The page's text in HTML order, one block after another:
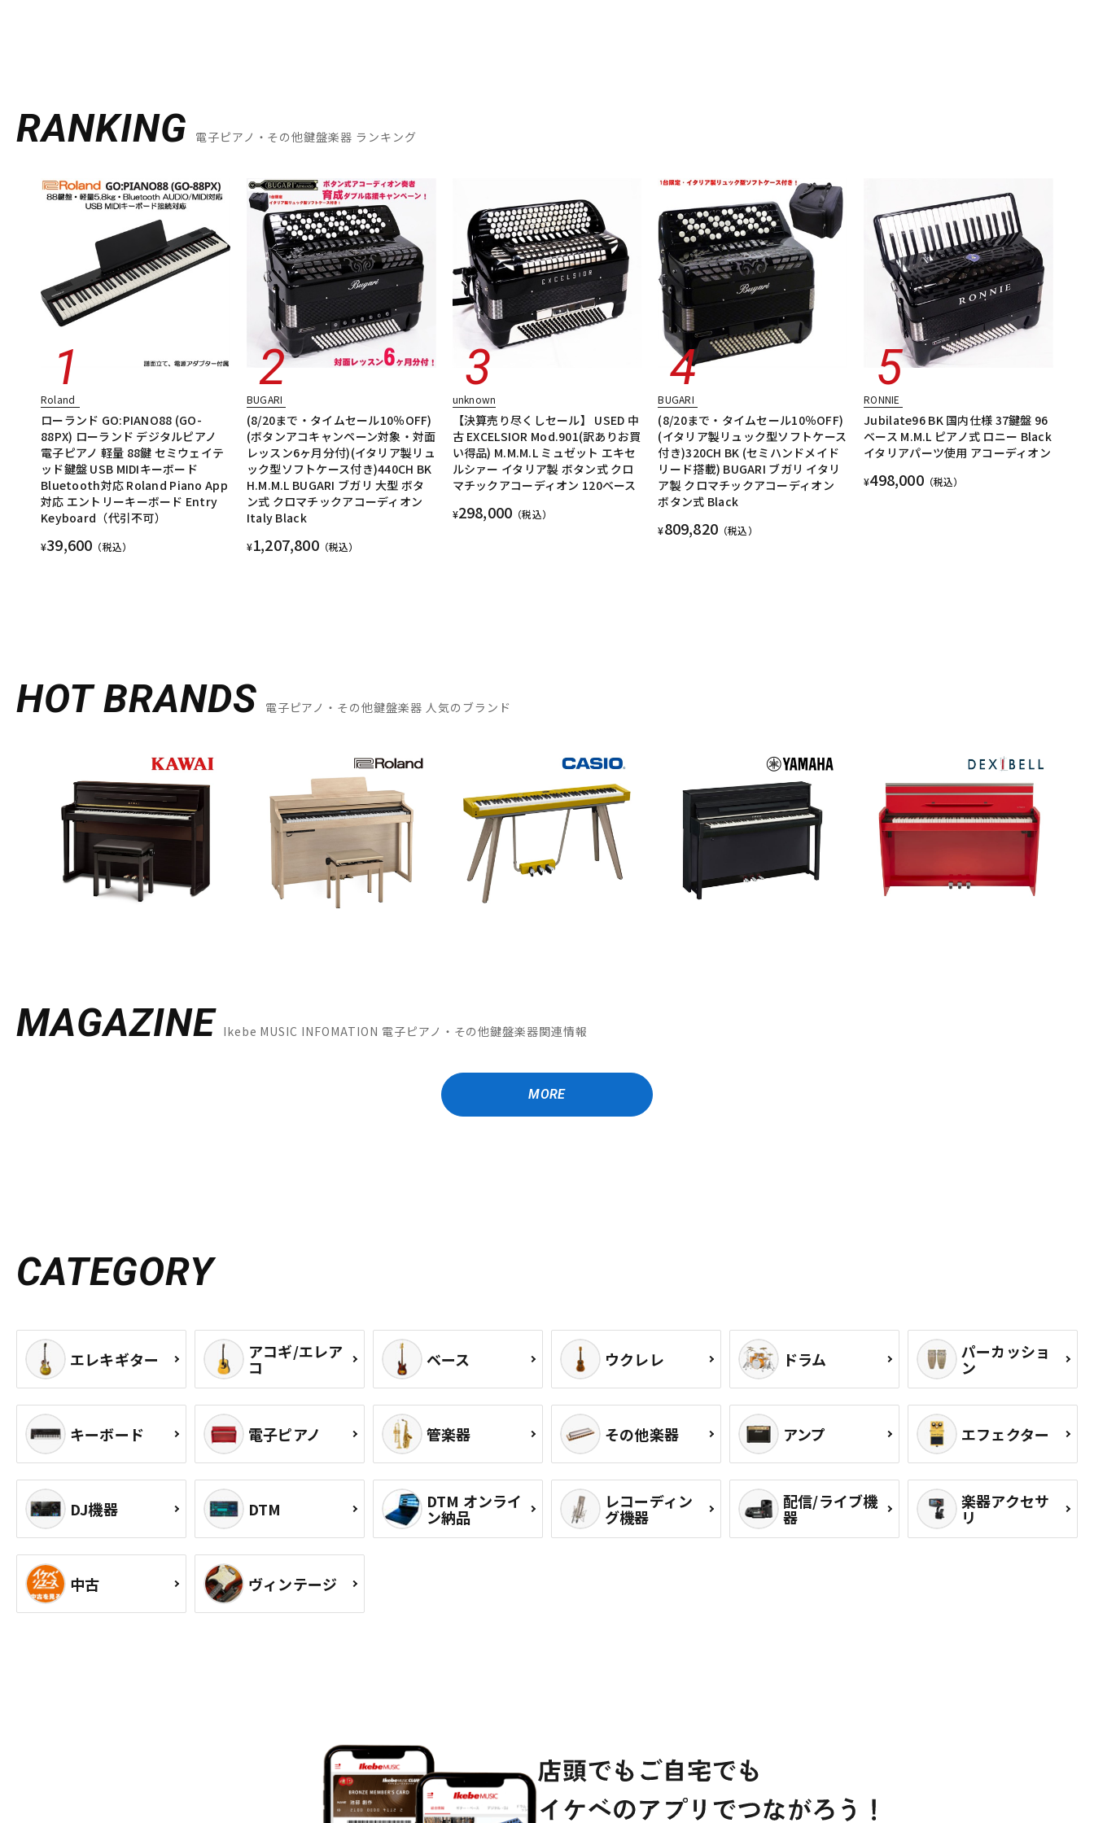
RANKING 電子ピアノ・その他鍵盤楽器 ランキング
Roland
ローランド GO:PIANO88 (GO-
88PX) ローランド デジタルピアノ
電子ピアノ 軽量 88鍵 セミウェイテ
ッド鍵盤 USB MIDIキーボード
Bluetooth対応 Roland Piano App
対応 エントリーキーボード Entry
Keyboard（代引不可）
¥39,600 （税込）
BUGARI
(8/20まで・タイムセール10％OFF)
(ボタンアコキャンペーン対象・対面
レッスン6ヶ月分付)(イタリア製リュ
ック型ソフトケース付き)440CH BK
H.M.M.L BUGARI ブガリ 大型 ボタ
ン式 クロマチックアコーディオン
Italy Black
¥1,207,800（税込）
unknown
【決算売り尽くしセール】 USED 中
古 EXCELSIOR Mod.901(訳ありお買
い得品) M.M.M.L ミュゼット エキセ
ルシァー イタリア製 ボタン式 クロ
マチックアコーディオン 120ベース
¥298,000 （税込）
BUGARI
(8/20まで・タイムセール10％OFF)
(イタリア製リュック型ソフトケース
付き)320CH BK (セミハンドメイド
リード搭載) BUGARI ブガリ イタリ
ア製 クロマチックアコーディオン
ボタン式 Black
¥809,820 （税込）
RONNIE
Jubilate96 BK 国内仕様 37鍵盤 96
ベース M.M.L ピアノ式 ロニー Black
イタリアパーツ使用 アコーディオン
¥498,000（税込）
HOT BRANDS 電子ピアノ・その他鍵盤楽器 人気のブランド
MAGAZINE Ikebe MUSIC INFOMATION 電子ピアノ・その他鍵盤楽器関連情報
MORE
CATEGORY
エレキギター アコギ/エレア
コ ベース ウクレレ ドラム パーカッショ
ン
キーボード 電子ピアノ 管楽器 その他楽器 アンプ エフェクター
DJ機器 DTM DTM オンライ
ン納品
レコーディン
グ機器
配信/ライブ機
器
楽器アクセサ
リ
中古 ヴィンテージ